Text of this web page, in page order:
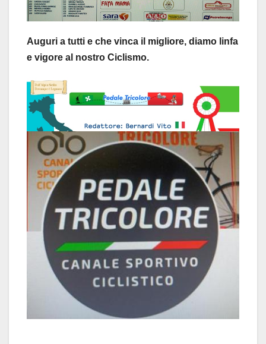
Auguri a tutti e che vinca il migliore, diamo linfa
e vigore al nostro Ciclismo.